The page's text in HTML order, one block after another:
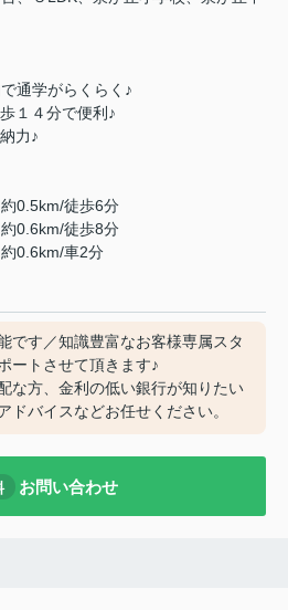
通学がらくらく♪
１４分で便利♪
力♪
徒歩6分
徒歩8分
0.6km/車2分
です／知識豊富なお客様専属スタ
ートさせて頂きます♪
な方、金利の低い銀行が知りたい
ドバイスなどお任せください。
お問い合わせ